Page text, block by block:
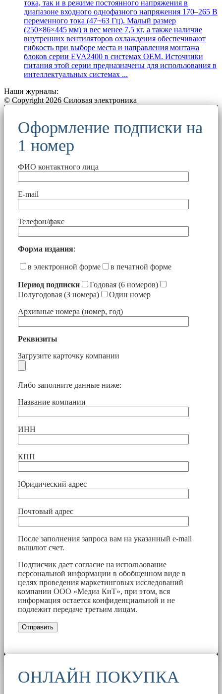
тока, так и в режиме постоянного напряжения в
диапазоне входного однофазного напряжения 170–265 В
переменного тока (47~63 Гц). Малый размер
(250×86×445 мм) и вес менее 7,5 кг, а также наличие
внутренних вентиляторов охлаждения обеспечивают
гибкость при выборе места и направления монтажа
блоков серии EVA2400 в системах OEM. Источники
питания этой серии предназначены для использования в
интеллектуальных системах ...
Наши журналы:
© Copyright 2026 Силовая электроника
Оформление подписки на
1 номер
ФИО контактного лица
E-mail
Телефон/факс
Форма издания:
в электронной форме в печатной форме
Период подписки
Годовая (6 номеров)
Полугодовая (3 номера)
Один номер
Архивные номера (номер, год)
Реквизиты
Загрузите карточку компании
Либо заполните данные ниже:
Название компании
ИНН
КПП
Юридический адрес
Почтовый адрес
После заполнения запроса вам на указанный e-mail
вышлют счет.
Подписчик дает согласие на использование
персональной информации в обобщенном виде в
целях проведения маркетинговых исследований
компании ООО «Медиа КиТ», при этом, вся
информация остается конфиденциальной и не
подлежит передаче третьим лицам.
ОНЛАЙН ПОКУПКА